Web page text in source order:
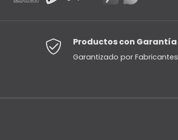
Productos con Garantía
Garantizado por Fabricantes